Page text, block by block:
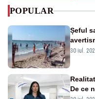
POPULAR
Șeful
de înot
30 iul.
De ce